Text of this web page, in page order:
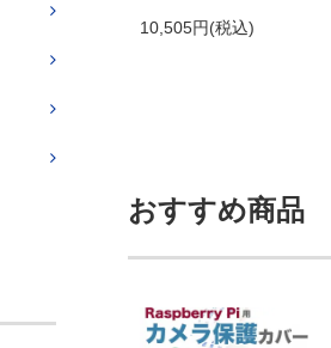
10,505円(税込)
おすすめ商品